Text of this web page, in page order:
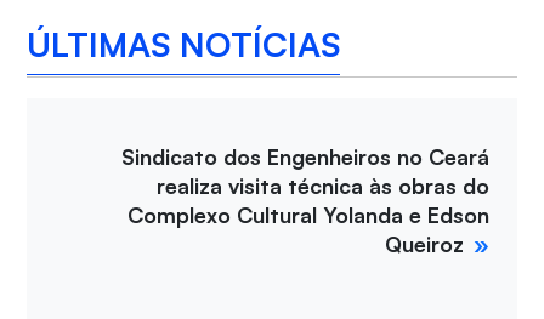
ÚLTIMAS NOTÍCIAS
Sindicato dos Engenheiros no Ceará
realiza visita técnica às obras do
Complexo Cultural Yolanda e Edson
Queiroz